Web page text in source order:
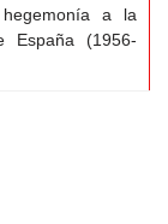
a la
España (1956-